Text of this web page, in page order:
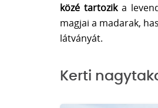
közé tartozika
magjai a madarak,
látványát.
Kerti